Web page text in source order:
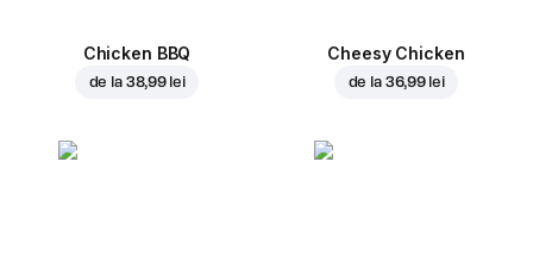
Chicken BBQ
de la 38,99 lei
Cheesy Chicken
de la 36,99 lei